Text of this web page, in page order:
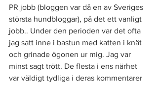
PR jobb (bloggen var då en av Sveriges
största hundbloggar), på det ett vanligt
jobb.. Under den perioden var det ofta
jag satt inne i bastun med katten i knät
och grinade ögonen ur mig. Jag var
minst sagt trött. De flesta i ens närhet
var väldigt tydliga i deras kommentarer